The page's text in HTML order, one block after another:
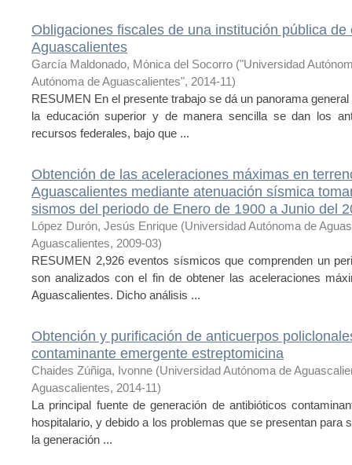
Obligaciones fiscales de una institución pública
Aguascalientes
García Maldonado, Mónica del Socorro ("Universidad
Autónoma de Aguascalientes", 2014-11)
RESUMEN En el presente trabajo se dá un panorama
la educación superior y de manera sencilla se dan los
recursos federales, bajo que ...
Obtención de las aceleraciones máximas en
Aguascalientes mediante atenuación sísmica
sismos del periodo de Enero de 1900 a Junio del
López Durón, Jesús Enrique (Universidad Autónoma de
Aguascalientes, 2009-03)
RESUMEN 2,926 eventos sísmicos que comprenden un
son analizados con el fin de obtener las aceleraciones
Aguascalientes. Dicho análisis ...
Obtención y purificación de anticuerpos
contaminante emergente estreptomicina
Chaides Zúñiga, Ivonne (Universidad Autónoma de
Aguascalientes, 2014-11)
La principal fuente de generación de antibióticos
hospitalario, y debido a los problemas que se presentan para
la generación ...